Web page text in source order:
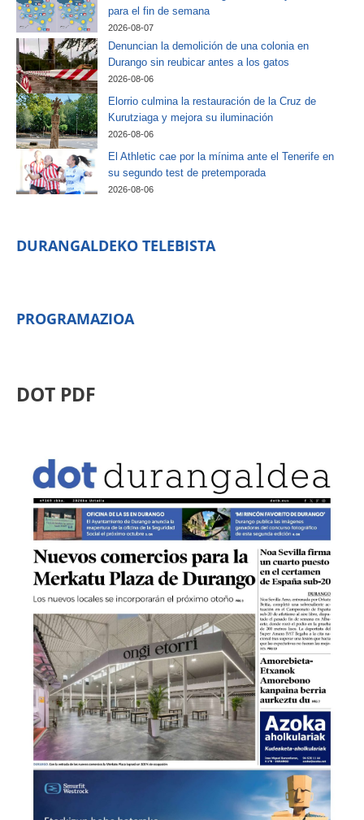
para el fin de semana
2026-08-07
Denuncian la demolición de una colonia en
Durango sin reubicar antes a los gatos
2026-08-06
Elorrio culmina la restauración de la Cruz de
Kurutziaga y mejora su iluminación
2026-08-06
El Athletic cae por la mínima ante el Tenerife en
su segundo test de pretemporada
2026-08-06
DURANGALDEKO TELEBISTA
PROGRAMAZIOA
DOT PDF